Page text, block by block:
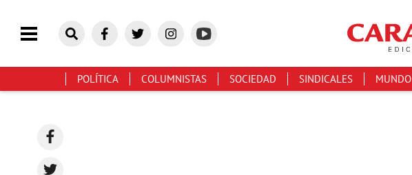
POLÍTICA COLUMNISTAS SOCIEDAD SINDICALES MUNDO